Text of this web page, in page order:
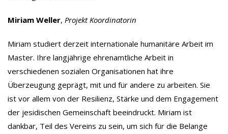
Miriam Weller, Projekt Koordinatorin
Miriam studiert derzeit internationale humanitäre Arbeit im
Master. Ihre langjährige ehrenamtliche Arbeit in
verschiedenen sozialen Organisationen hat ihre
Überzeugung geprägt, mit und für andere zu arbeiten. Sie
ist vor allem von der Resilienz, Stärke und dem Engagement
der jesidischen Gemeinschaft beeindruckt. Miriam ist
dankbar, Teil des Vereins zu sein, um sich für die Belange